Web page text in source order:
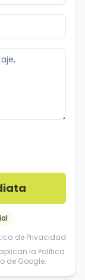
de Privacidad
aplican la Política
de Google.